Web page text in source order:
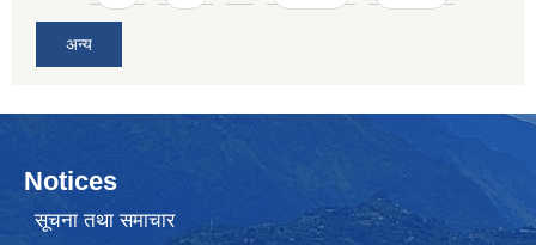
अन्य
Notices
सूचना तथा समाचार